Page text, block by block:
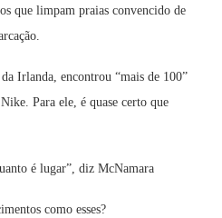
que limpam praias convencido de
Irlanda, encontrou “mais de 100”
Para ele, é quase certo que
é lugar”, diz McNamara
como esses?
derramamentos de cargas ajudam